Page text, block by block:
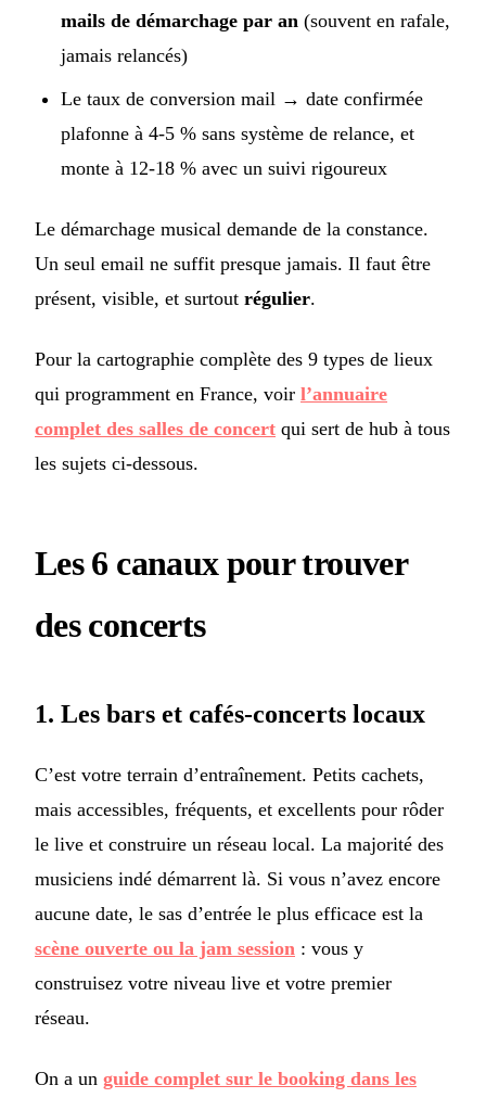
mails de démarchage par an (souvent en rafale,
jamais relancés)
Le taux de conversion mail → date confirmée
plafonne à 4-5 % sans système de relance, et
monte à 12-18 % avec un suivi rigoureux
Le démarchage musical demande de la constance.
Un seul email ne suffit presque jamais. Il faut être
présent, visible, et surtout régulier.
Pour la cartographie complète des 9 types de lieux
qui programment en France, voir l’annuaire
complet des salles de concert qui sert de hub à tous
les sujets ci-dessous.
Les 6 canaux pour trouver
des concerts
1. Les bars et cafés-concerts locaux
C’est votre terrain d’entraînement. Petits cachets,
mais accessibles, fréquents, et excellents pour rôder
le live et construire un réseau local. La majorité des
musiciens indé démarrent là. Si vous n’avez encore
aucune date, le sas d’entrée le plus efficace est la
scène ouverte ou la jam session : vous y
construisez votre niveau live et votre premier
réseau.
On a un guide complet sur le booking dans les